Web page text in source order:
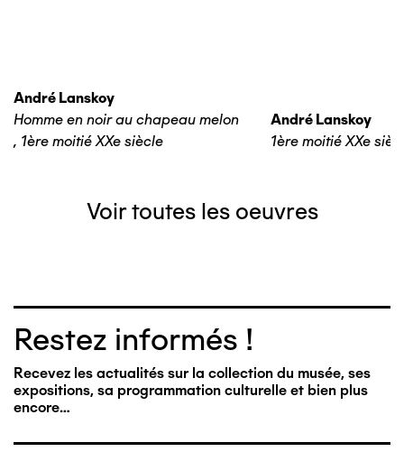
André Lanskoy
Homme en noir au chapeau melon
, 1ère moitié XXe siècle
André Lanskoy
1ère moitié XXe
Voir toutes les oeuvres
Restez informés !
Recevez les actualités sur la collection du musée, ses
expositions, sa programmation culturelle et bien plus
encore…